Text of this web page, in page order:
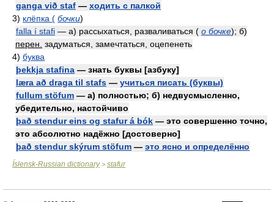
ganga við staf — ходить с палкой
3) клёпка ( бочки)
falla í stafi — а) рассыхаться, разваливаться ( о бочке); б)
перен. задуматься, замечтаться, оцепенеть
4) буква
þekkja stafina — знать буквы [азбуку]
læra að draga til stafs — учиться писать (буквы)
fullum stöfum — а) полностью; б) недвусмысленно,
убедительно, настойчиво
það stendur eins og stafur á bók — это совершенно точно,
это абсолютно надёжно [достоверно]
það stendur skýrum stöfum — это ясно и определённо
Íslensk-Russian dictionary> stafur